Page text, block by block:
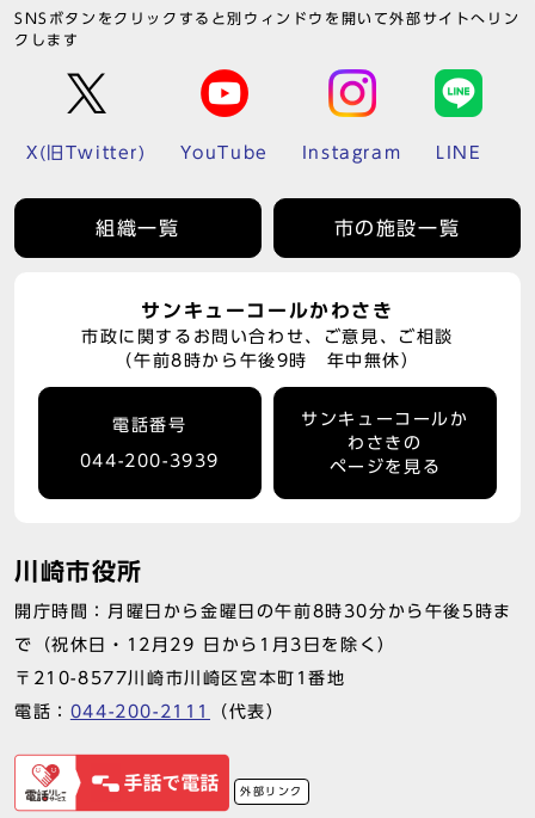
SNSボタンをクリックすると別ウィンドウを開いて外部サイトへリン
クします
X(旧Twitter) YouTube Instagram LINE
組織一覧 市の施設一覧
サンキューコールかわさき
市政に関するお問い合わせ、ご意見、ご相談
（午前8時から午後9時 年中無休）
電話番号
044-200-3939
サンキューコールか
わさきの
ページを見る
川崎市役所
開庁時間：月曜日から金曜日の午前8時30分から午後5時ま
で（祝休日・12月29 日から1月3日を除く）
〒210-8577川崎市川崎区宮本町1番地
電話： 044-200-2111 （代表）
外部リンク